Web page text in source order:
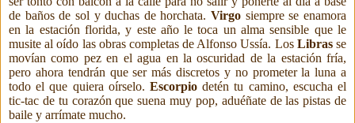
de baños de sol y duchas de horchata. Virgo siempre se enamora
en la estación florida, y este año le toca un alma sensible que le
musite al oído las obras completas de Alfonso Ussía. Los Librasse
movían como pez en el agua en la oscuridad de la estación fría,
pero ahora tendrán que ser más discretos y no prometer la luna a
todo el que quiera oírselo. Escorpio detén tu camino, escucha el
tic-tac de tu corazón que suena muy pop, aduéñate de las pistas de
baile y arrímate mucho.